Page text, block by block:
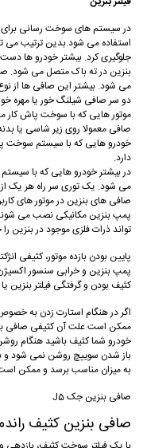
در سیستم های سوخت رسانی برای
استفاده می شود.بدین ترتیب می
جلوگیری کرد. بیشتر خودرو ها
بنزین در ته باک متصل می شود.
می شود. بیشتر این صافی ها از
دو سر صافی شیلنگ خور یا مهره
موتور هایی که با سوخت پاش کار
صافی معمولا روی زیر شاسی یا
خودرو هایی که با سیستم سوخت
دارد.
در بیشتر خودرو هایی که با
می شود. یک توری سر راه هر یک
صافی های بنزین در موتور های
پمپ بنزین مکانیکی نصب می
تواند ذرات فلزی موجود در بنزین
پایین بودن بازده موتور، کثیفی
پمپ بنزین و خرابی سنسور
کثیف بودن و گرفتگی فیلتر بنزین
اگر در هنگام استارت زدن به
ممکن است علت آن کثیفی صافی
خودرو شما کثیف باشید هنگام روشن
باز شدن سوییچ روشن نمی شود و
به میزان مناسب برسد و ممکن است
صافی بنزین جک J5
صافی بنزین کثیف